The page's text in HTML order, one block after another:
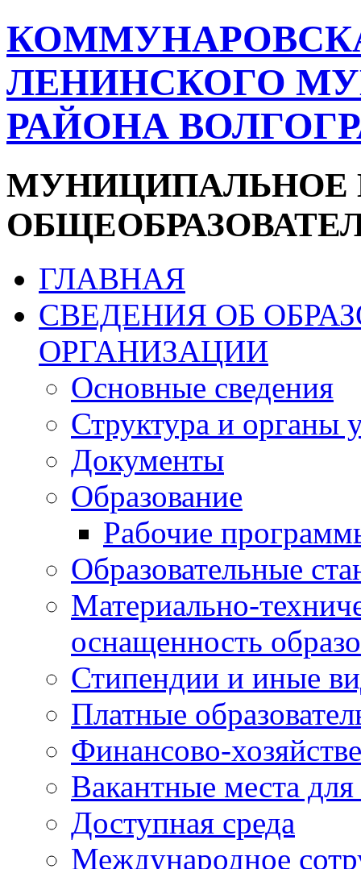
ЛЕНИНСКОГО
РАЙОНА
МУНИЦИПАЛЬНОЕ
ГЛАВНАЯ
СВЕДЕНИЯ ОБ
ОРГАНИЗАЦИИ
Основные сведения
Структура и органы
Документы
Образование
Рабочие
Образовательные
Материально-
оснащенность
Стипендии и иные
Платные
Финансово-
Вакантные места
Доступная среда
Международное